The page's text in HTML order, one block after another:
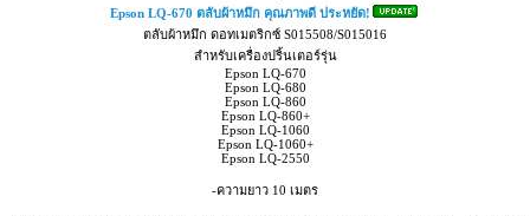
Epson LQ-670 ตลับผ้าหมึก คุณภาพดี ประหยัด!
ตลับผ้าหมึก ดอทเมตริกซ์ S015508/S015016
สำหรับเครื่องปริ้นเตอร์รุ่น
Epson LQ-670
Epson LQ-680
Epson LQ-860
Epson LQ-860+
Epson LQ-1060
Epson LQ-1060+
Epson LQ-2550
-ความยาว 10 เมตร